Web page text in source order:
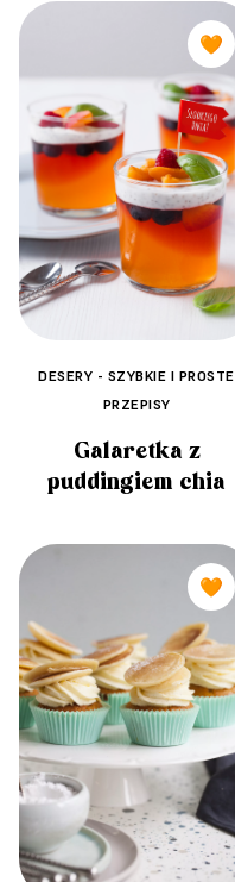
🧡
DESERY - SZYBKIE I PROSTE
PRZEPISY
Galaretka z
puddingiem chia
🧡